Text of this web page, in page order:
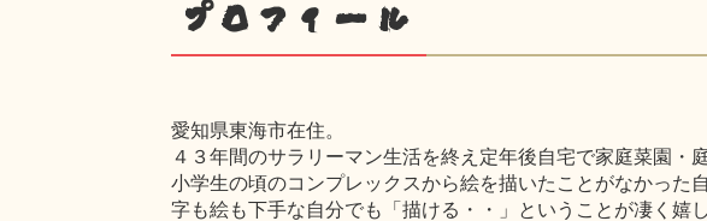
プロフィール
愛知県東海市在住。
４３年間のサラリーマン生活を終え定年後自宅で家庭菜園・
小学生の頃のコンプレックスから絵を描いたことがなかった
字も絵も下手な自分でも「描ける・・」ということが凄く嬉